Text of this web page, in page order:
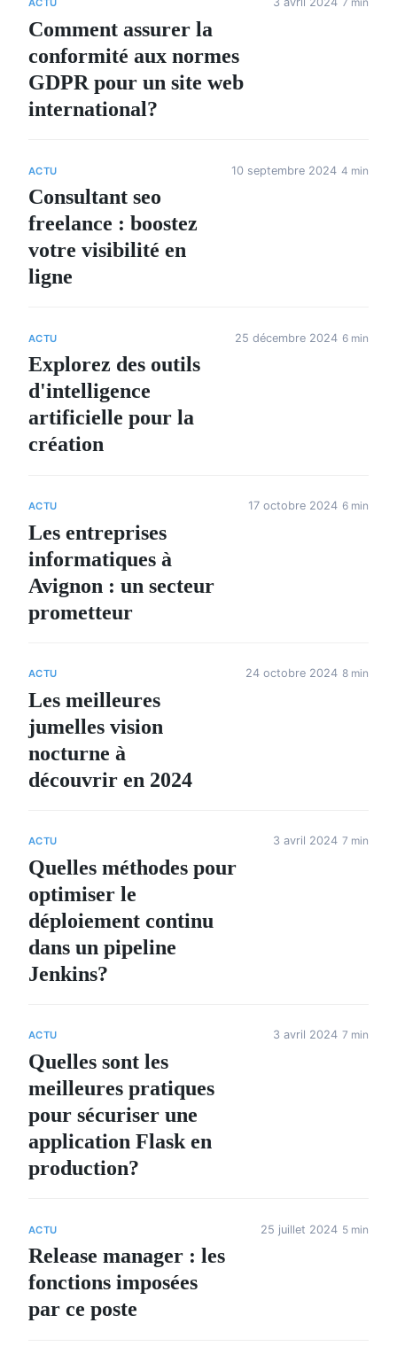
ACTU
Comment assurer la
conformité aux normes
GDPR pour un site web
international?
ACTU
Consultant seo
freelance : boostez
votre visibilité en
ligne
10 septembre 2024 4 min
ACTU
Explorez des outils
d'intelligence
artificielle pour la
création
25 décembre 2024 6 min
ACTU
Les entreprises
informatiques à
Avignon : un secteur
prometteur
17 octobre 2024 6 min
ACTU
Les meilleures
jumelles vision
nocturne à
découvrir en 2024
24 octobre 2024 8 min
ACTU
Quelles méthodes pour
optimiser le
déploiement continu
dans un pipeline
Jenkins?
3 avril 2024 7 min
ACTU
Quelles sont les
meilleures pratiques
pour sécuriser une
application Flask en
production?
3 avril 2024 7 min
ACTU
Release manager : les
fonctions imposées
par ce poste
25 juillet 2024 5 min